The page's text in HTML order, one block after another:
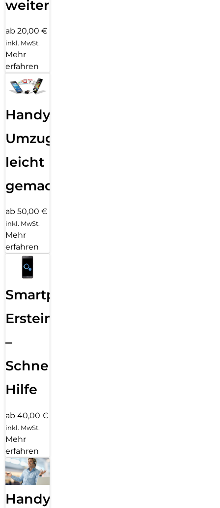
weiter
ab 20,00 €
inkl. MwSt.
Mehr
erfahren
Handy
Umzug
leicht
gemacht!
ab 50,00 €
inkl. MwSt.
Mehr
erfahren
Smartphone
Ersteinrichtung
–
Schnelle
Hilfe
ab 40,00 €
inkl. MwSt.
Mehr
erfahren
Handy